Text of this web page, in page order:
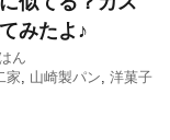
みたよ♪
ん
家, 山崎製パン, 洋菓子